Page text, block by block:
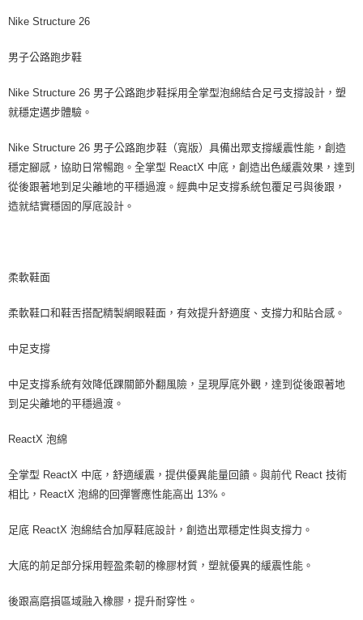
Nike Structure 26
男子公路跑步鞋
Nike Structure 26 男子公路跑步鞋採用全掌型泡綿結合足弓支撐設計，塑
就穩定邁步體驗。
Nike Structure 26 男子公路跑步鞋（寬版）具備出眾支撐緩震性能，創造
穩定腳感，協助日常暢跑。全掌型 ReactX 中底，創造出色緩震效果，達到
從後跟著地到足尖離地的平穩過渡。經典中足支撐系統包覆足弓與後跟，
造就結實穩固的厚底設計。
柔軟鞋面
柔軟鞋口和鞋舌搭配精製網眼鞋面，有效提升舒適度、支撐力和貼合感。
中足支撐
中足支撐系統有效降低踝關節外翻風險，呈現厚底外觀，達到從後跟著地
到足尖離地的平穩過渡。
ReactX 泡綿
全掌型 ReactX 中底，舒適緩震，提供優異能量回饋。與前代 React 技術
相比，ReactX 泡綿的回彈響應性能高出 13%。
足底 ReactX 泡綿結合加厚鞋底設計，創造出眾穩定性與支撐力。
大底的前足部分採用輕盈柔韌的橡膠材質，塑就優異的緩震性能。
後跟高磨損區域融入橡膠，提升耐穿性。